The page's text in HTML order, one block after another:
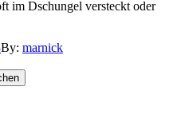
im Dschungel versteckt oder
By: marnick